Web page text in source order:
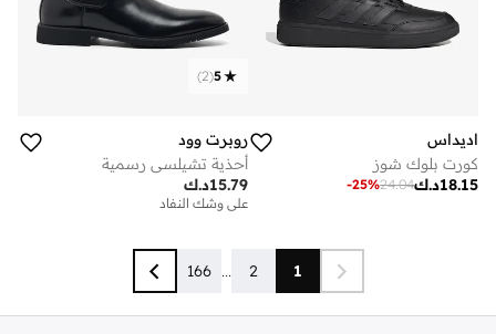
اديداس
كورت بلوك شوز
د.ك18.15
24.04
-25%
5
(
2
)
روبرت وود
أحذية تشيلسي رسمية
د.ك15.79
على وشك النفاد
1
2
...
166